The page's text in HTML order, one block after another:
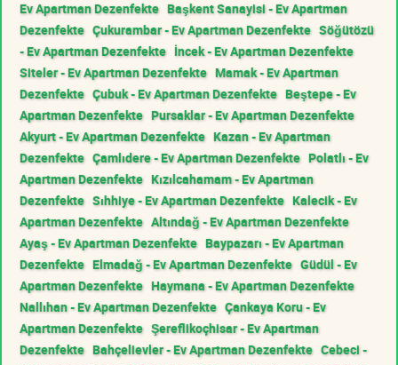
Ev Apartman Dezenfekte Başkent Sanayisi - Ev Apartman
Dezenfekte Çukurambar - Ev Apartman Dezenfekte Söğütözü
- Ev Apartman Dezenfekte İncek - Ev Apartman Dezenfekte
Siteler - Ev Apartman Dezenfekte Mamak - Ev Apartman
Dezenfekte Çubuk - Ev Apartman Dezenfekte Beştepe - Ev
Apartman Dezenfekte Pursaklar - Ev Apartman Dezenfekte
Akyurt - Ev Apartman Dezenfekte Kazan - Ev Apartman
Dezenfekte Çamlıdere - Ev Apartman Dezenfekte Polatlı - Ev
Apartman Dezenfekte Kızılcahamam - Ev Apartman
Dezenfekte Sıhhiye - Ev Apartman Dezenfekte Kalecik - Ev
Apartman Dezenfekte Altındağ - Ev Apartman Dezenfekte
Ayaş - Ev Apartman Dezenfekte Baypazarı - Ev Apartman
Dezenfekte Elmadağ - Ev Apartman Dezenfekte Güdül - Ev
Apartman Dezenfekte Haymana - Ev Apartman Dezenfekte
Nallıhan - Ev Apartman Dezenfekte Çankaya Koru - Ev
Apartman Dezenfekte Şereflikoçhisar - Ev Apartman
Dezenfekte Bahçelievler - Ev Apartman Dezenfekte Cebeci -